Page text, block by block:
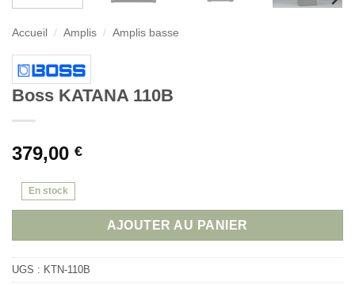
Accueil / Amplis / Amplis basse
Boss KATANA 110B
379,00 €
En stock
AJOUTER AU PANIER
UGS : KTN-110B